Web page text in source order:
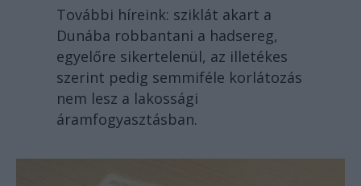
További híreink: sziklát akart a
Dunába robbantani a hadsereg,
egyelőre sikertelenül, az illetékes
szerint pedig semmiféle korlátozás
nem lesz a lakossági
áramfogyasztásban.